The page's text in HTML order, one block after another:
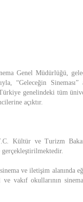
Genel Müdürlüğü,
“Geleceğin
Türkiye genelindeki tüm
açıktır.
Kültür ve Turizm
gerçekleştirilmektedir.
sinema ve iletişim
vakıf okullarının